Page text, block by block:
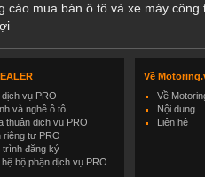
cáo mua bán ô tô và xe máy
vụ PRO
và nghề ô tô
thuận dịch vụ PRO
riêng tư PRO
trình đăng ký
hệ bộ phận dịch vụ PRO
Về
Về
Nội dung
Liên hệ